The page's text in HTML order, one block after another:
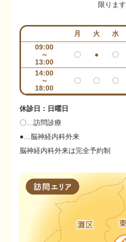
限ります
月 火 水
09:00
～
13:00
〇 ● 〇
14:00
～
18:00
〇 〇 〇
休診日：日曜日
〇…訪問診療
●…脳神経内科外来
脳神経内科外来は完全予約制